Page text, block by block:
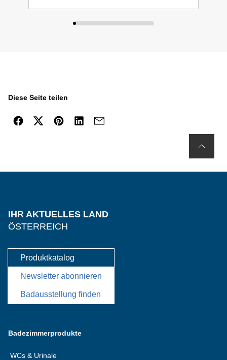
Diese Seite teilen
IHR AKTUELLES LAND
ÖSTERREICH
Produktkatalog
Newsletter abonnieren
Badausstellung finden
Badezimmerprodukte
WCs & Urinale